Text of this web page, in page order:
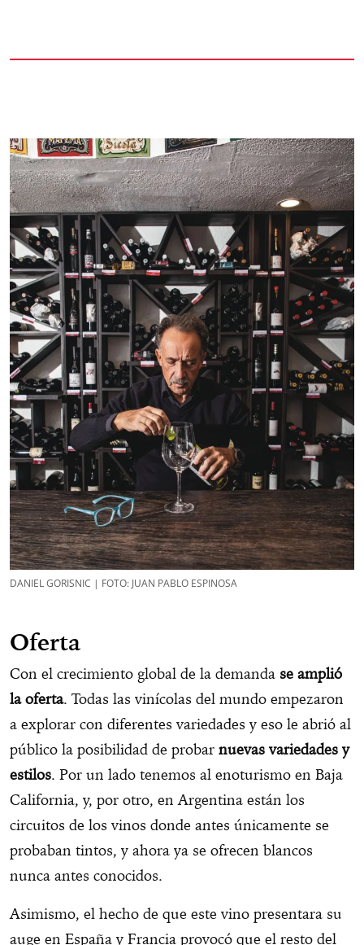
DANIEL GORISNIC | FOTO: JUAN PABLO ESPINOSA
Oferta
Con el crecimiento global de la demanda se amplió
la oferta. Todas las vinícolas del mundo empezaron
a explorar con diferentes variedades y eso le abrió al
público la posibilidad de probar nuevas variedades y
estilos. Por un lado tenemos al enoturismo en Baja
California, y, por otro, en Argentina están los
circuitos de los vinos donde antes únicamente se
probaban tintos, y ahora ya se ofrecen blancos
nunca antes conocidos.
Asimismo, el hecho de que este vino presentara su
auge en España y Francia provocó que el resto del